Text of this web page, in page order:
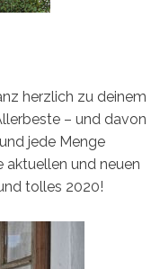
herzlich zu deinem
– und davon
jede Menge
und neuen
tolles 2020!